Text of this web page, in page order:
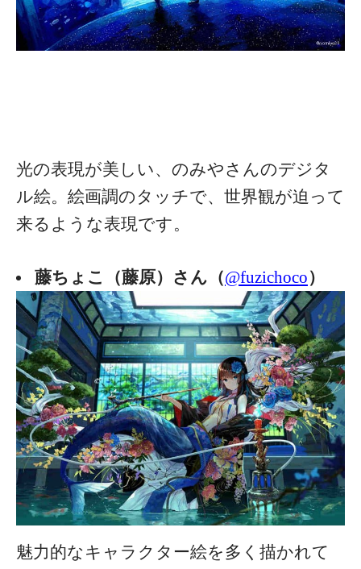
光の表現が美しい、のみやさんのデジタ
ル絵。絵画調のタッチで、世界観が迫って
来るような表現です。
藤ちょこ（藤原）さん（@fuzichoco）
魅力的なキャラクター絵を多く描かれて